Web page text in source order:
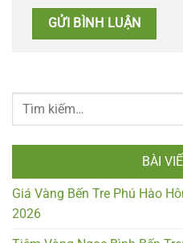
BÀI
Giá Vàng Bến Tre Phú Hào
2026